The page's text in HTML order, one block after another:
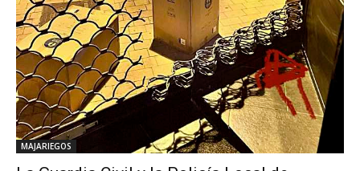
MAJARIEGOS